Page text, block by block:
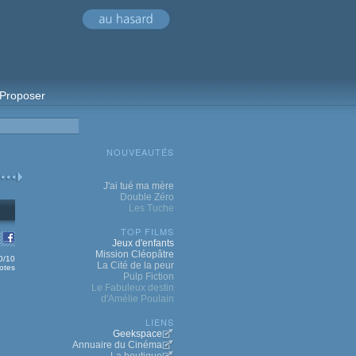
Proposer
10
NOUVEAUTÉS
J'ai tué ma mère
Double Zéro
Les Tuche
TOP FILMS
Jeux d'enfants
Mission Cléopâtre
La Cité de la peur
Pulp Fiction
Le Fabuleux destin
d'Amélie Poulain
LIENS
Geekspace
Annuaire du Cinéma